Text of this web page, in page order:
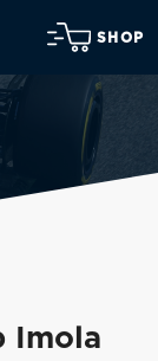
SHOP
Imola